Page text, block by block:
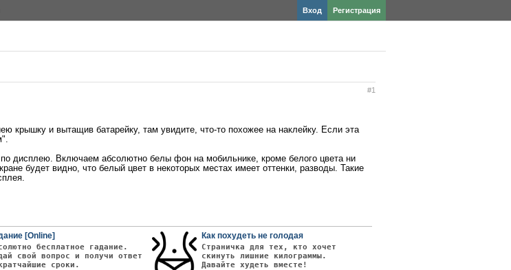
Регистрация
Вход
#1
крышку и вытащив батарейку, там увидите, что-то похожее на наклейку. Если эта
дисплею. Включаем абсолютно белы фон на мобильнике, кроме белого цвета ни
будет видно, что белый цвет в некоторых местах имеет оттенки, разводы. Такие
[Online]
бесплатное гадание.
свой вопрос и получи ответ
сроки.
Как похудеть не голодая
Страничка для тех, кто хочет
скинуть лишние килограммы.
Давайте худеть вместе!